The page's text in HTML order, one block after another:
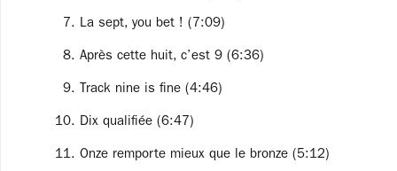
La sept, you bet ! (7:09)
Après cette huit, c’est 9 (6:36)
Track nine is fine (4:46)
Dix qualifiée (6:47)
Onze remporte mieux que le bronze (5:12)